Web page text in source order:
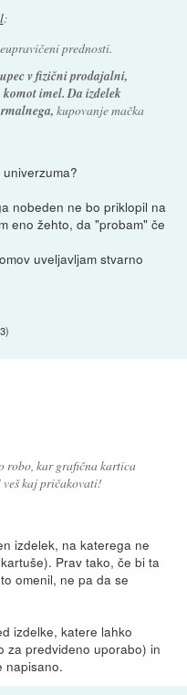
:
prednosti.
v fizični prodajalni,
imel. Da izdelek
kupovanje mačka
nobeden ne bo priklopil na
eno žehto, da "probam" če
uveljavljam stvarno
)
robo, kar grafična kartica
kaj pričakovati!
izdelek, na katerega ne
Prav tako, če bi ta
omenil, ne pa da se
izdelke, katere lahko
za predvideno uporabo) in
napisano.